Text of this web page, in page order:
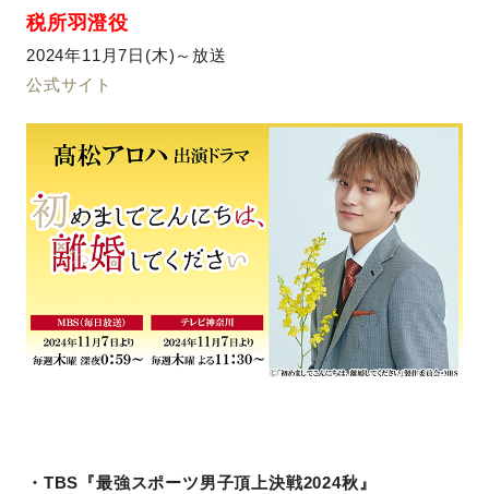
税所羽澄役
2024年11月7日(木)～放送
公式サイト
・TBS『最強スポーツ男子頂上決戦2024秋』